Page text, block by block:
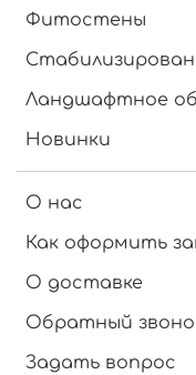
Фитостены
Ландшафтное
Новинки
О нас
Как оформить
О доставке
Обратный
Задать вопрос